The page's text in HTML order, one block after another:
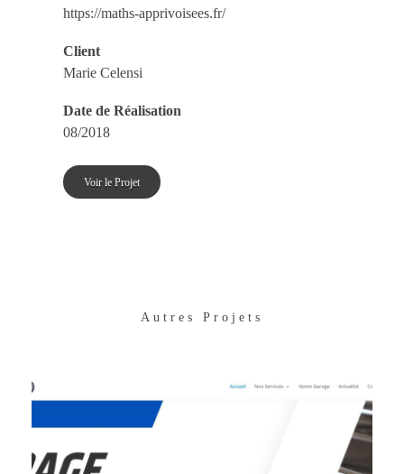
https://maths-apprivoisees.fr/
Client
Marie Celensi
Date de Réalisation
08/2018
Voir le Projet
Autres Projets